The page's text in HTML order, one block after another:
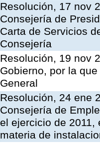
Resolución, 17 nov
Consejería de
Carta de Servicios
Consejería
Resolución, 19 nov
Gobierno, por la
General
Resolución, 24 ene
Consejería de
el ejercicio de
materia de